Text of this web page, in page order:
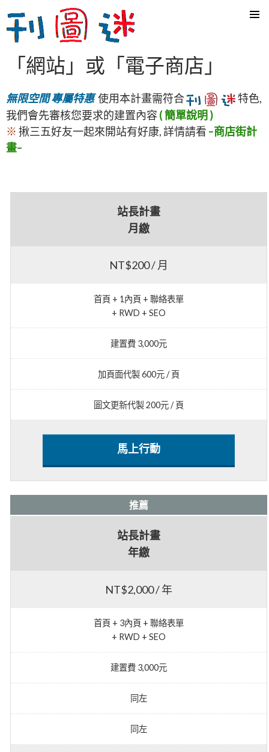
SKIP
TO
CONTENT
「網站」或「電子商店」
無限空間 專屬特惠使用本計畫需符合
特色,
我們會先審核您要求的建置內容 ( 簡單說明 )
※ 揪三五好友一起來開站有好康, 詳情請看 –商店街計
畫–
站長計畫
月繳
NT$200 / 月
首頁 + 1內頁 + 聯絡表單
+ RWD + SEO
建置費 3,000元
加頁面代製 600元 / 頁
圖文更新代製 200元 / 頁
馬上行動
推薦
站長計畫
年繳
NT$2,000 / 年
首頁 + 3內頁 + 聯絡表單
+ RWD + SEO
建置費 3,000元
同左
同左